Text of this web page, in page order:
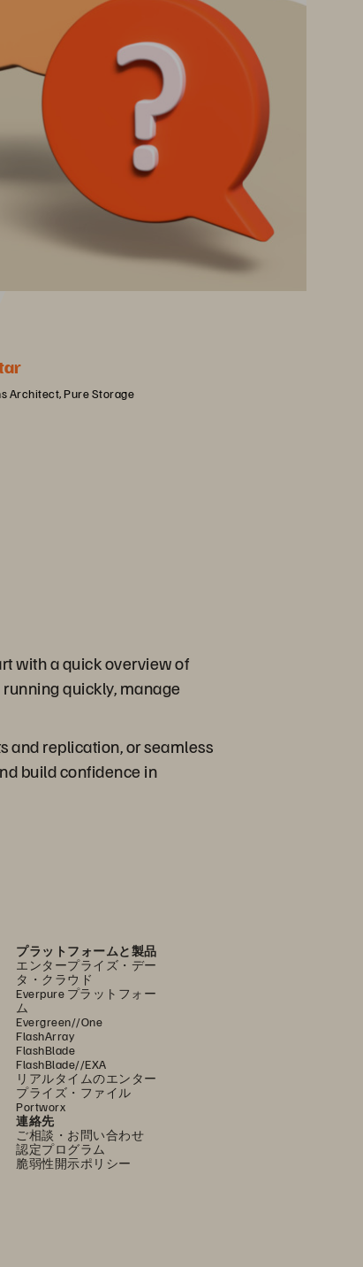
Architect, Pure Storage
with a quick overview of
quickly, manage
and replication, or seamless
build confidence in
プラットフォームと製品
エンタープライズ・デー
タ・クラウド
Everpure プラットフォー
ム
Evergreen//One
FlashArray
FlashBlade
FlashBlade//EXA
リアルタイムのエンター
プライズ・ファイル
Portworx
連絡先
ご相談・お問い合わせ
認定プログラム
脆弱性開示ポリシー